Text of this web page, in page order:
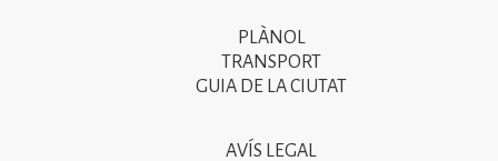
PLÀNOL
TRANSPORT
GUIA DE LA CIUTAT
AVÍS LEGAL